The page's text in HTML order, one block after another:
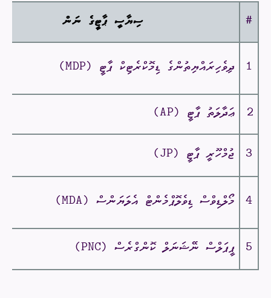
#
ސިޔާސީ ޕާޓީގެ ނަން
1 ދިވެހިރައްޔިތުންގެ ޑިމޮކްރެޓިކް ޕާޓީ (MDP
)
2 ޢަދާލަތު ޕާޓީ (AP
)
3 ޖުމްހޫރީ ޕާޓީ (JP
)
4 މޯލްޑިވްސް ޑިވެލޮޕްމެންޓް އެލަޔަންސް (MDA
)
5 ޕީޕަލްސް ނޭޝަނަލް ކޮންގްރެސް (PNC
)